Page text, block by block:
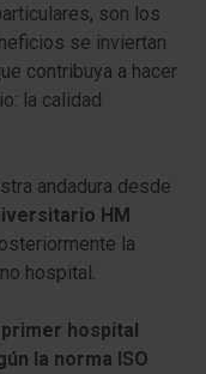
son los
se inviertan
contribuya a hacer
la calidad
andadura desde
HM
la
hospital.
hospital
la norma ISO